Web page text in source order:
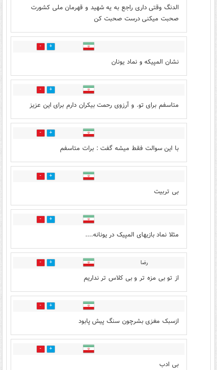
الدنگ وقتی داری راجع به یه شهید و قهرمان ملی کشورت
صحبت میکنی درست صحبت کن
3
نشان المپیکه و نماد یونان
11
متاسفم برای تو. و آرزوی رحمت بیکران دارم برای این عزیز
9
با این سوالت فقط میشه گفت : برات متاسفم
8
بی تربیت
3
مثلا نماد بازیهای المپیک در یونانه....
رضا 5
از تو بی مزه تر و بی کلاس تر نداریم
2
ازسبک مغزی بشرچون سنگ پیش پابود
0
بی ادب